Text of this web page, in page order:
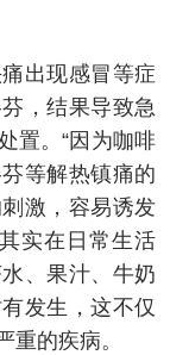
出现感冒等症
，结果导致急
置。“因为咖啡
等解热镇痛的
激，容易诱发
实在日常生活
、果汁、牛奶
发生，这不仅
重的疾病。